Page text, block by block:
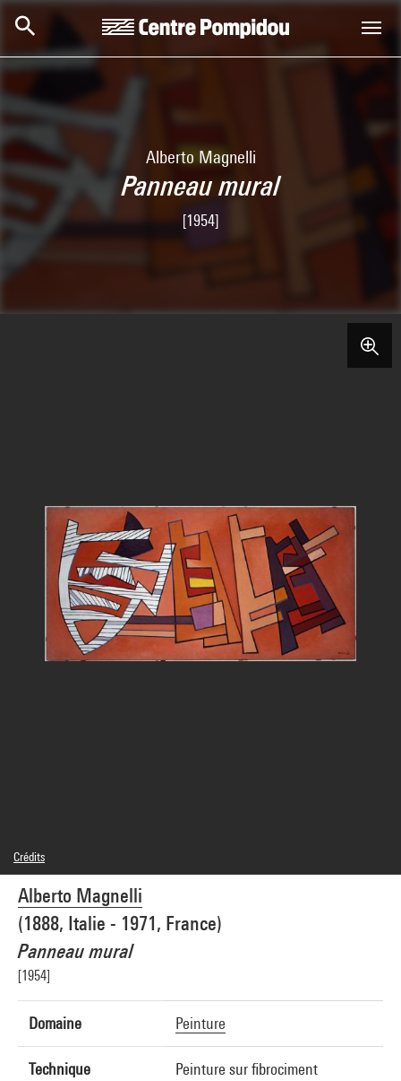
Aller au contenu principal
Centre Pompidou
Alberto Magnelli
Panneau mural
[1954]
Alberto Magnelli
(1888, Italie - 1971, France)
Panneau mural
[1954]
Domaine Peinture
Technique Peinture sur fibrociment
Crédits
Légende : Photo du Musée municipal, Vallauris
© Adagp, Paris
Crédit photographique : Musée Magnelli, Musée de la Céramique de Vallauris
Réf. image : 4F17359 [RECOL]